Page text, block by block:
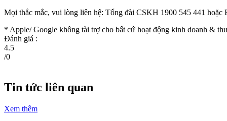
Mọi thắc mắc, vui lòng liên hệ: Tổng đài CSKH 1900 545 441 hoặc
* Apple/ Google không tài trợ cho bất cứ hoạt động kinh doanh &
Đánh giá :
4.5
/0
Tin tức liên quan
Xem thêm